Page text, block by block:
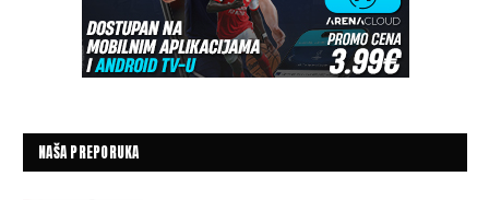
NAŠA PREPORUKA